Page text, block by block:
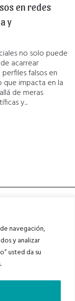
navegación,
y analizar
usted da su
en redes
y
no solo puede
acarrear
falsos en
que impacta en la
de meras
y...